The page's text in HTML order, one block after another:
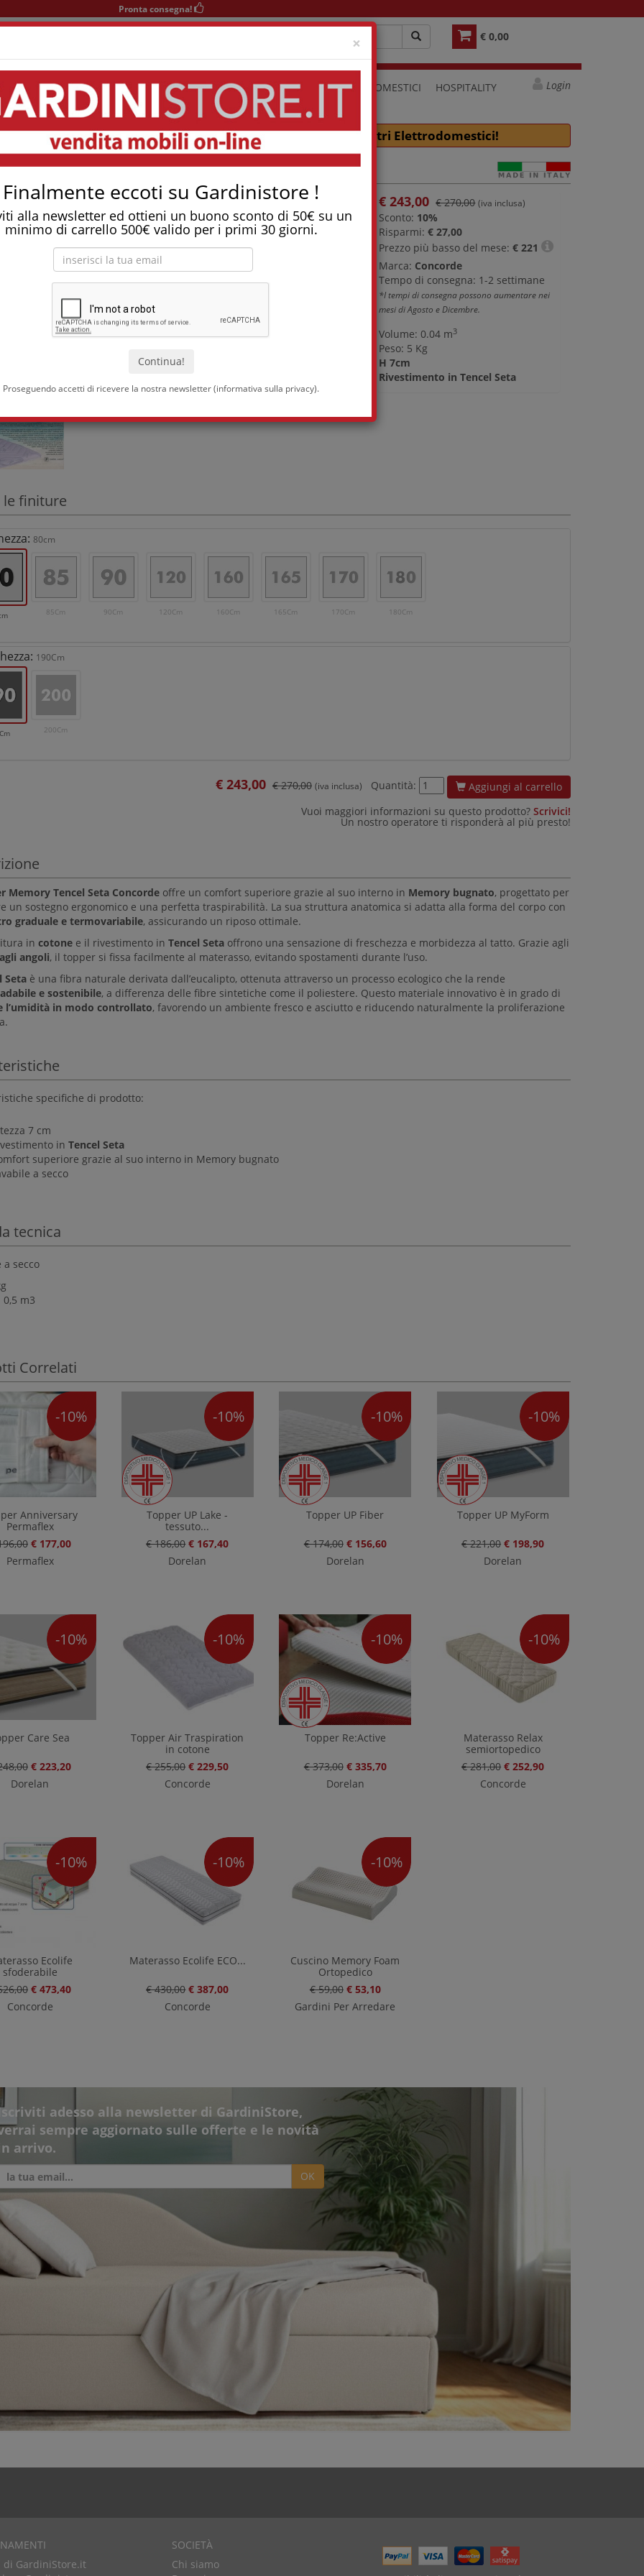
×
Finalmente eccoti su Gardinistore !
alla newsletter ed ottieni un buono sconto di 50€ su un
minimo di carrello 500€ valido per i primi 30 giorni.
Proseguendo accetti di ricevere la nostra newsletter (informativa sulla privacy).
Pronta consegna!
€ 0,00
Area KIDS SOGGIORNO TAVOLI SEDIE COMPLEMENTI ELETTRODOMESTICI HOSPITALITY Login
In Seta
Tostapane, tritatutto, aspirapolvere, friggitrice e molti altri Elettrodomestici!
Memory Tencel in seta
€243,00 € 270,00 (iva inclusa)
Sconto: 10%
Risparmi:€ 27,00
Prezzo più basso del mese:€221
Marca: Concorde
Tempo di consegna: 1-2 settimane
*I tempi di consegna possono aumentare nei
mesi di Agosto e Dicembre.
Volume: 0.04 m3
Peso: 5 Kg
H 7cm
Rivestimento in Tencel Seta
le finiture
80cm
85Cm 90Cm 120Cm 160Cm 165Cm 170Cm 180Cm
190Cm
200Cm
€ 243,00 € 270,00 (iva inclusa) Quantità:
Aggiungi al carrello
Vuoi maggiori informazioni su questo prodotto? Scrivici!
Un nostro operatore ti risponderà al più presto!
Memory Tencel Seta Concordeoffre un comfort superiore grazie al suo interno in Memory bugnato, progettato per
un sostegno ergonomico e una perfetta traspirabilità. La sua struttura anatomica si adatta alla forma del corpo con
graduale e termovariabile, assicurando un riposo ottimale.
in cotonee il rivestimento in Tencel Setaoffrono una sensazione di freschezza e morbidezza al tatto. Grazie agli
angoli, il topper si fissa facilmente al materasso, evitando spostamenti durante l’uso.
Setaè una fibra naturale derivata dall’eucalipto, ottenuta attraverso un processo ecologico che la rende
e sostenibile, a differenza delle fibre sintetiche come il poliestere. Questo materiale innovativo è in grado di
l’umidità in modo controllato, favorendo un ambiente fresco e asciutto e riducendo naturalmente la proliferazione
specifiche di prodotto:
7 cm
in Tencel Seta
superiore grazie al suo interno in Memory bugnato
a secco
tecnica
a secco
m3
Correlati
-10%
Anniversary
Permaflex
€ 177,00
Permaflex
-10%
Topper UP Lake -
tessuto...
€ 186,00 € 167,40
Dorelan
-10%
Topper UP Fiber
€ 174,00 € 156,60
Dorelan
-10%
Topper UP MyForm
€ 221,00 € 198,90
Dorelan
-10%
Care Sea
€ 223,20
Dorelan
-10%
Topper Air Traspiration
in cotone
€ 255,00 € 229,50
Concorde
-10%
Topper Re:Active
€ 373,00 € 335,70
Dorelan
-10%
Materasso Relax
semiortopedico
€ 281,00 € 252,90
Concorde
-10%
Ecolife
sfoderabile
€ 473,40
Concorde
-10%
Materasso Ecolife ECO...
€ 430,00 € 387,00
Concorde
-10%
Cuscino Memory Foam
Ortopedico
€ 59,00 € 53,10
Gardini Per Arredare
adesso alla newsletter di GardiniStore,
sempre aggiornato sulle offerte e le novità
arrivo.
OK
di GardiniStore.it
SOCIETÀ
Chi siamo